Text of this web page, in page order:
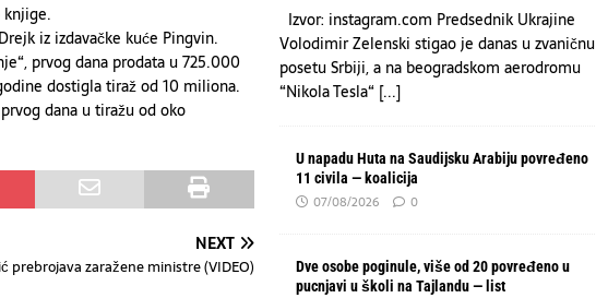
knjige.
iz izdavačke kuće Pingvin.
prvog dana prodata u 725.000
dostigla tiraž od 10 miliona.
dana u tiražu od oko
NEXT
prebrojava zaražene ministre (VIDEO)
Izvor: instagram.com Predsednik Ukrajine
Volodimir Zelenski stigao je danas u zvaničnu
posetu Srbiji, a na beogradskom aerodromu
“Nikola Tesla“ [...]
U napadu Huta na Saudijsku Arabiju povređeno
11 civila — koalicija
07/08/2026 0
Dve osobe poginule, više od 20 povređeno u
pucnjavi u školi na Tajlandu — list